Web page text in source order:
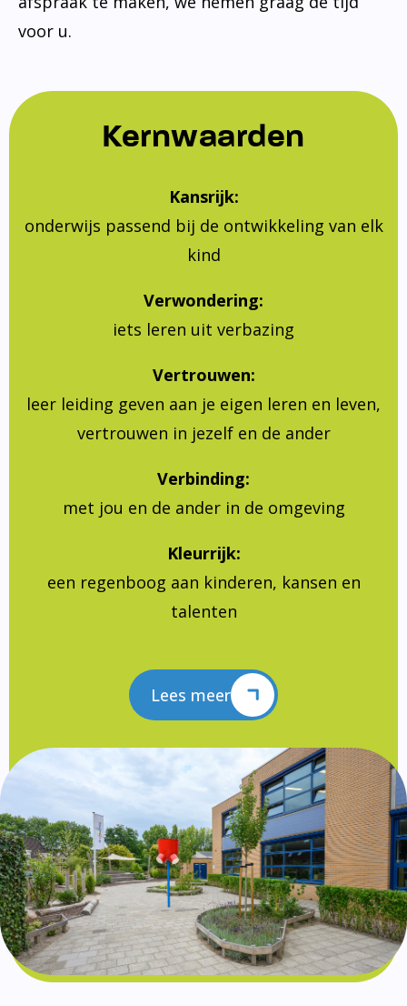
voor u.
Kernwaarden
Kansrijk:
onderwijs passend bij de ontwikkeling van elk
kind
Verwondering:
iets leren uit verbazing
Vertrouwen:
leer leiding geven aan je eigen leren en leven,
vertrouwen in jezelf en de ander
Verbinding:
met jou en de ander in de omgeving
Kleurrijk:
een regenboog aan kinderen, kansen en
talenten
Lees meer